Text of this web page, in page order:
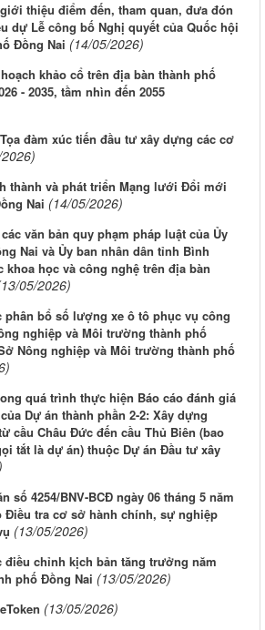
thiệu điểm đến, tham quan, đưa đón
dự Lễ công bố Nghị quyết của Quốc hội
Đồng Nai (14/05/2026)
khảo cổ trên địa bàn thành phố
- 2035, tầm nhìn đến 2055
đàm xúc tiến đầu tư xây dựng các cơ
thành và phát triển Mạng lưới Đổi mới
Nai (14/05/2026)
văn bản quy phạm pháp luật của Ủy
Nai và Ủy ban nhân dân tỉnh Bình
học và công nghệ trên địa bàn
05/2026)
phân bổ số lượng xe ô tô phục vụ công
nghiệp và Môi trường thành phố
Nông nghiệp và Môi trường thành phố
quá trình thực hiện Báo cáo đánh giá
Dự án thành phần 2-2: Xây dựng
cầu Châu Đức đến cầu Thủ Biên (bao
tắt là dự án) thuộc Dự án Đầu tư xây
số 4254/BNV-BCĐ ngày 06 tháng 5 năm
Điều tra cơ sở hành chính, sự nghiệp
(13/05/2026)
điều chỉnh kịch bản tăng trưởng năm
phố Đồng Nai (13/05/2026)
(13/05/2026)